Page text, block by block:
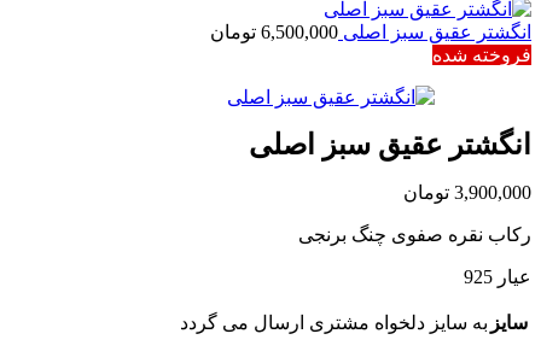
انگشتر عقیق سبز اصلی 6,500,000 تومان
فروخته شده
انگشتر عقیق سبز اصلی
3,900,000 تومان
رکاب نقره صفوی چنگ برنجی
عیار 925
سایز به سایز دلخواه مشتری ارسال می گردد